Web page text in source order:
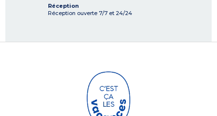
Réception
Réception ouverte 7/7 et 24/24